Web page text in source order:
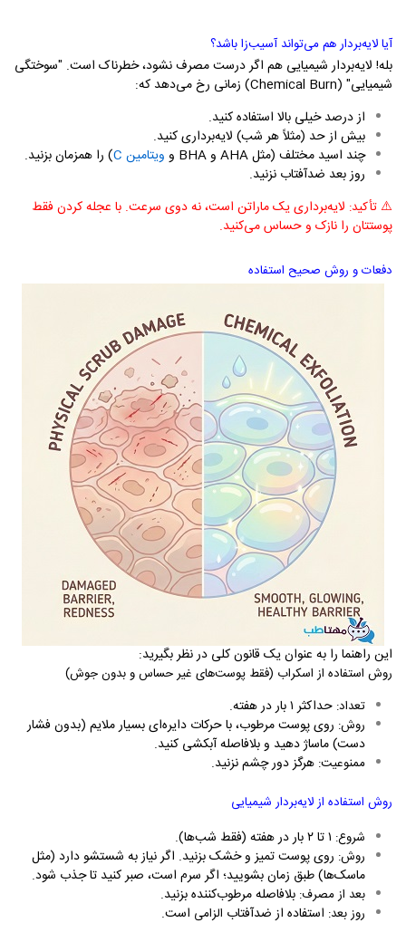
آیا لایه‌بردار هم می‌تواند آسیب‌زا باشد؟
بله! لایه‌بردار شیمیایی هم اگر درست مصرف نشود، خطرناک است. "سوختگی
شیمیایی" (Chemical Burn) زمانی رخ می‌دهد که:
از درصد خیلی بالا استفاده کنید.
بیش از حد (مثلاً هر شب) لایه‌برداری کنید.
چند اسید مختلف (مثلAHA وBHA و ویتامین C) را همزمان بزنید.
روز بعد ضدآفتاب نزنید.
⚠️ تأکید: لایه‌برداری یک ماراتن است، نه دوی سرعت. با عجله کردن فقط
پوستتان را نازک و حساس می‌کنید.
دفعات و روش صحیح استفاده
این راهنما را به عنوان یک قانون کلی در نظر بگیرید:
روش استفاده از اسکراب (فقط پوست‌های غیر حساس و بدون جوش)
تعداد: حداکثر ۱ بار در هفته.
روش: روی پوست مرطوب، با حرکات دایره‌ای بسیار ملایم (بدون فشار
دست) ماساژ دهید و بلافاصله آبکشی کنید.
ممنوعیت: هرگز دور چشم نزنید.
روش استفاده از لایه‌بردار شیمیایی
شروع:
روش: روی پوست تمیز و خشک بزنید. اگر نیاز به شستشو دارد (مثل
ماسک‌ها) طبق زمان بشویید؛ اگر سرم است، صبر کنید تا جذب شود.
بعد از مصرف: بلافاصله مرطوب‌کننده بزنید.
روز بعد: استفاده از ضدآفتاب الزامی است.